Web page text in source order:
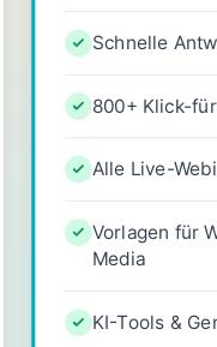
Schnelle
800+ Klick-
Alle Live-
Vorlagen für
Media
KI-Tools &